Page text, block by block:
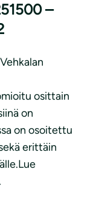
–
osittain
on
on osoitettu
erittäin